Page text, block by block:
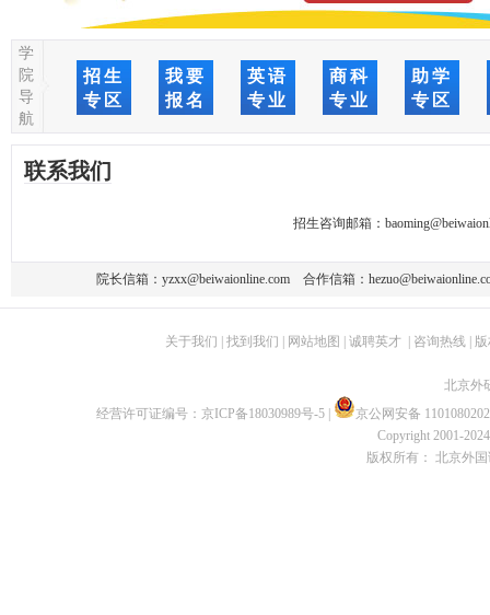
学
院
导
航
招生
专区
我要
报名
英语
专业
商科
专业
助学
专区
联系我们
招生咨询邮箱：
院长信箱： yzxx@beiwaionline.com 合作信箱：
关于我们 找到我们 网站地图 诚聘英才| 咨询热线|
北京外
经营许可证编号： 京ICP备18030989号-5
京公网安备
Copyright 2001-
版权所有： 北京外